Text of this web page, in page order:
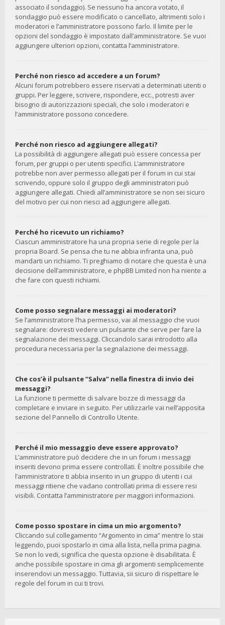
associato il sondaggio). Se nessuno ha ancora votato, il
sondaggio può essere modificato o cancellato, altrimenti solo i
moderatori e l’amministratore possono farlo. Il limite per le
opzioni del sondaggio è impostato dall’amministratore. Se vuoi
aggiungere ulteriori opzioni, contatta l’amministratore.
Perché non riesco ad accedere a un forum?
Alcuni forum potrebbero essere riservati a determinati utenti o
gruppi. Per leggere, scrivere, rispondere, ecc., potresti aver
bisogno di autorizzazioni speciali, che solo i moderatori e
l’amministratore possono concedere.
Perché non riesco ad aggiungere allegati?
La possibilità di aggiungere allegati può essere concessa per
forum, per gruppi o per utenti specifici. L’amministratore
potrebbe non aver permesso allegati per il forum in cui stai
scrivendo, oppure solo il gruppo degli amministratori può
aggiungere allegati. Chiedi all’amministratore se non sei sicuro
del motivo per cui non riesci ad aggiungere allegati.
Perché ho ricevuto un richiamo?
Ciascun amministratore ha una propria serie di regole per la
propria Board. Se pensa che tu ne abbia infranta una, può
mandarti un richiamo. Ti preghiamo di notare che questa è una
decisione dell’amministratore, e phpBB Limited non ha niente a
che fare con questi richiami.
Come posso segnalare messaggi ai moderatori?
Se l’amministratore l’ha permesso, vai al messaggio che vuoi
segnalare: dovresti vedere un pulsante che serve per fare la
segnalazione dei messaggi. Cliccandolo sarai introdotto alla
procedura necessaria per la segnalazione dei messaggi.
Che cos’è il pulsante “Salva” nella finestra di invio dei
messaggi?
La funzione ti permette di salvare bozze di messaggi da
completare e inviare in seguito. Per utilizzarle vai nell’apposita
sezione del Pannello di Controllo Utente.
Perché il mio messaggio deve essere approvato?
L’amministratore può decidere che in un forum i messaggi
inseriti devono prima essere controllati. È inoltre possibile che
l’amministratore ti abbia inserito in un gruppo di utenti i cui
messaggi ritiene che vadano controllati prima di essere resi
visibili. Contatta l’amministratore per maggiori informazioni.
Come posso spostare in cima un mio argomento?
Cliccando sul collegamento “Argomento in cima” mentre lo stai
leggendo, puoi spostarlo in cima alla lista, nella prima pagina.
Se non lo vedi, significa che questa opzione è disabilitata. È
anche possibile spostare in cima gli argomenti semplicemente
inserendovi un messaggio. Tuttavia, sii sicuro di rispettare le
regole del forum in cui ti trovi.